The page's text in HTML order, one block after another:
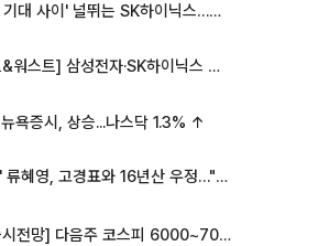
'불안과 기대 사이' 널뛰는 SK하이닉스…증권가 "HBM4·LTA 기반 펀터멘털 견고"
[베스트&워스트] 삼성전자·SK하이닉스 밀린 한 주…상상인증권은 85% 급등
뉴욕증시, 상승...나스닥 1.3% ↑
'나혼산' 류혜영, 고경표와 16년산 우정…"자취방서 부모님과 마주쳐"
[주간증시전망] 다음주 코스피 6000~7000⋯“外人 수급은 정책이 변수”